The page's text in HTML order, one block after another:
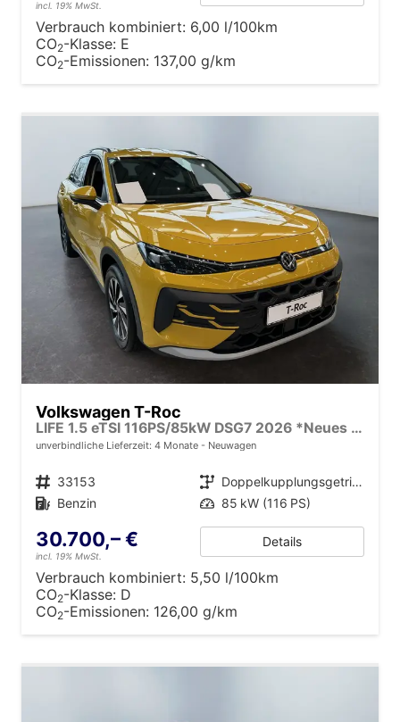
incl. 19% MwSt.
Verbrauch kombiniert: 6,00 l/100km
CO2-Klasse: E
CO2-Emissionen: 137,00 g/km
Volkswagen T-Roc
LIFE 1.5 eTSI 116PS/85kW DSG7 2026 *Neues Modell*
unverbindliche Lieferzeit: 4 Monate Neuwagen
Fahrzeugnr. 33153 Getriebe
Doppelkupplungsgetriebe (DSG)
Kraftstoff Benzin Leistung 85 kW (116 PS)
30.700,– €
incl. 19% MwSt.
Details
Verbrauch kombiniert: 5,50 l/100km
CO2-Klasse: D
CO2-Emissionen: 126,00 g/km